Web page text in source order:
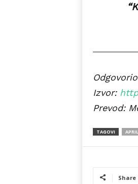
“
Izvor:
Prevod:
TAGOVI
Share